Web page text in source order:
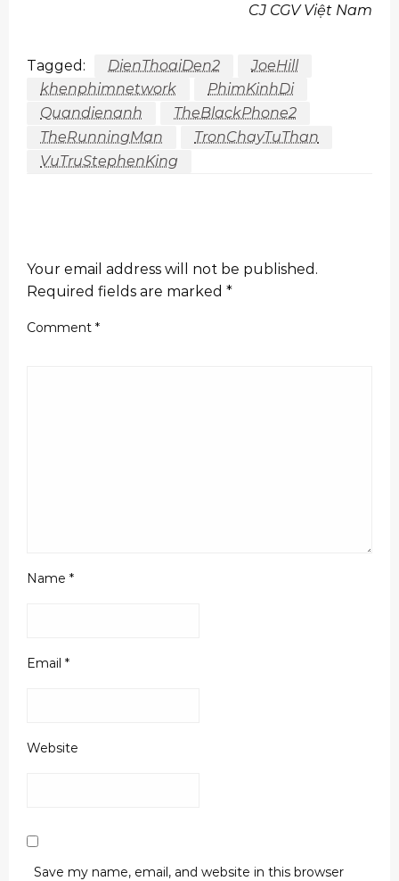
CJ CGV Việt Nam
Tagged: DienThoaiDen2
JoeHill
khenphimnetwork
PhimKinhDi
Quandienanh
TheBlackPhone2
TheRunningMan
TronChayTuThan
VuTruStephenKing
Your email address will not be published.
Required fields are marked *
Comment *
Name *
Email *
Website
Save my name, email, and website in this browser